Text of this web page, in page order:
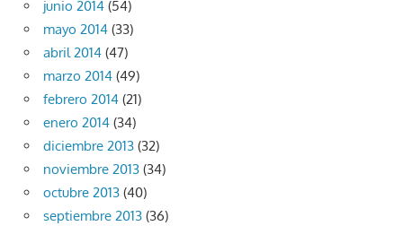
junio 2014 (54)
mayo 2014 (33)
abril 2014 (47)
marzo 2014 (49)
febrero 2014 (21)
enero 2014 (34)
diciembre 2013 (32)
noviembre 2013 (34)
octubre 2013 (40)
septiembre 2013 (36)